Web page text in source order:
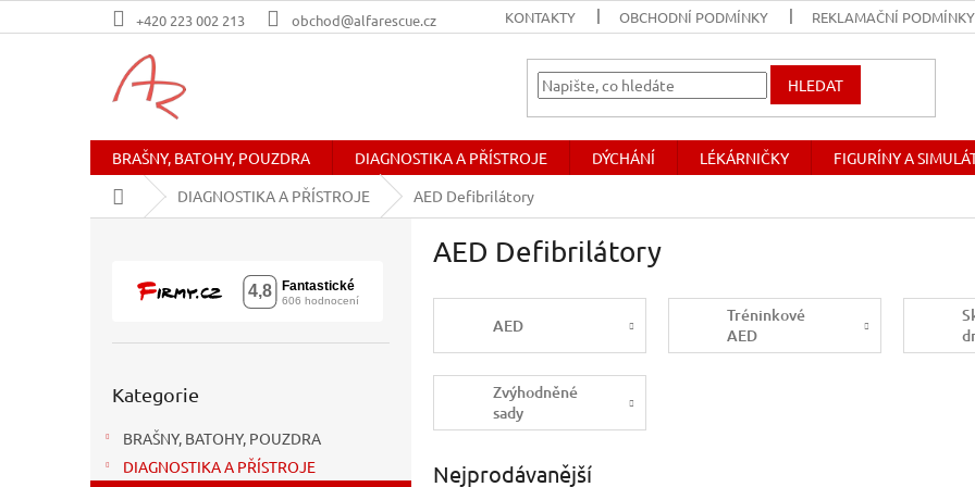
na
+420 223 002 213 obchod@alfarescue.cz KONTAKTY OBCHODNÍ PODMÍNKY REKLAMAČNÍ PODMÍNKY
HLEDAT
BRAŠNY, BATOHY, POUZDRA DIAGNOSTIKA A PŘÍSTROJE DÝCHÁNÍ LÉKÁRNIČKY FIGURÍNY A
Domů
DIAGNOSTIKA A PŘÍSTROJE AED Defibrilátory
kategorie
Kategorie
BRAŠNY, BATOHY, POUZDRA
DIAGNOSTIKA A PŘÍSTROJE
AED Defibrilátory
AED
Tréninkové
AED
Zvýhodněné
sady
Nejprodávanější